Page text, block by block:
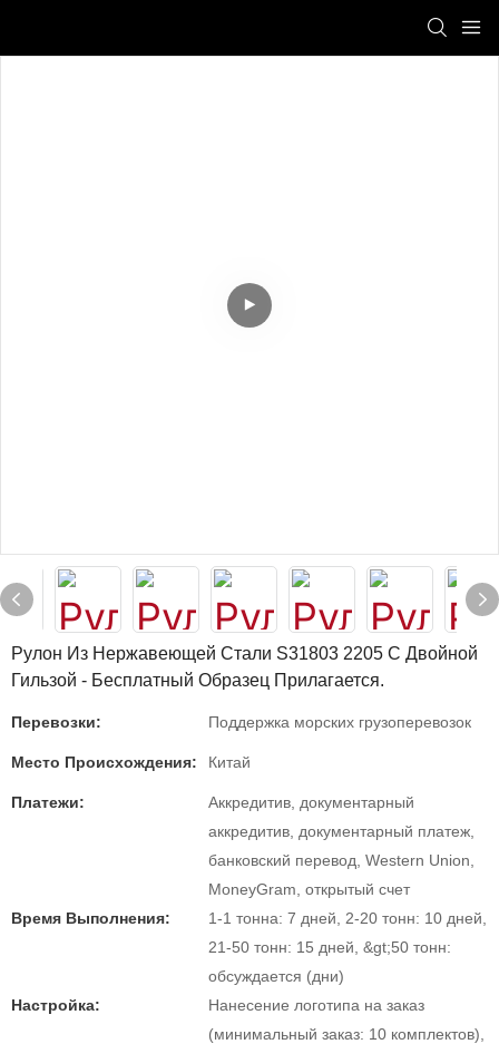
Рулон Из Нержавеющей Стали S31803 2205 С Двойной
Гильзой - Бесплатный Образец Прилагается.
Перевозки: Поддержка морских грузоперевозок
Место Происхождения: Китай
Платежи:
Аккредитив, документарный
аккредитив, документарный платеж,
банковский перевод, Western Union,
MoneyGram, открытый счет
Время Выполнения:
1-1 тонна: 7 дней, 2-20 тонн: 10 дней,
21-50 тонн: 15 дней, &gt;50 тонн:
обсуждается (дни)
Настройка:
Нанесение логотипа на заказ
(минимальный заказ: 10 комплектов),